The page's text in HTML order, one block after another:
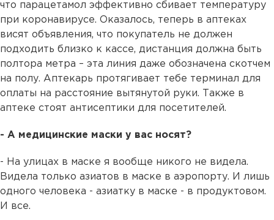
что парацетамол эффективно сбивает температуру
при коронавирусе. Оказалось, теперь в аптеках
висят объявления, что покупатель не должен
подходить близко к кассе, дистанция должна быть
полтора метра – эта линия даже обозначена скотчем
на полу. Аптекарь протягивает тебе терминал для
оплаты на расстояние вытянутой руки. Также в
аптеке стоят антисептики для посетителей.
- А медицинские маски у вас носят?
- На улицах в маске я вообще никого не видела.
Видела только азиатов в маске в аэропорту. И лишь
одного человека - азиатку в маске - в продуктовом.
И все.